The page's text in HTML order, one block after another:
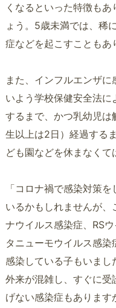
くなるといった特徴も
ょう。5歳未満では、稀
症などを起こすこともあ
また、インフルエンザ
いよう学校保健安全法
するまで、かつ乳幼児
生以上は2日）経過する
ども園などを休まなくて
「コロナ禍で感染対策
いるかもしれませんが、
ナウイルス感染症、RS
タニューモウイルス感
感染している子もいま
外来が混雑し、すぐに
げない感染症もありま